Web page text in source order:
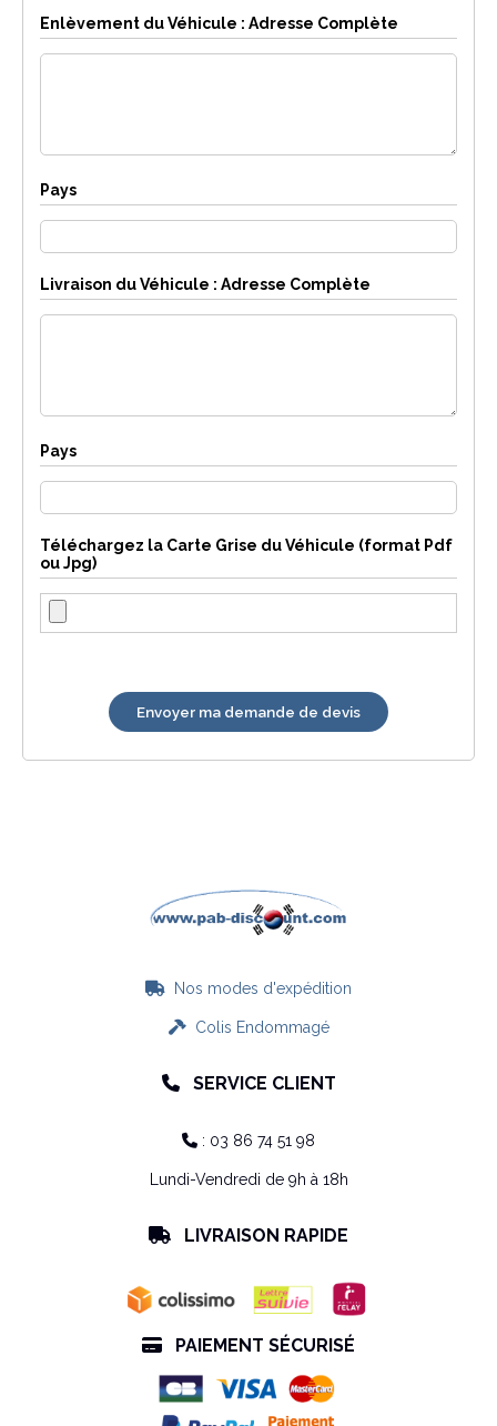
Enlèvement du Véhicule : Adresse Complète
Pays
Livraison du Véhicule : Adresse Complète
Pays
Téléchargez la Carte Grise du Véhicule (format Pdf
ou Jpg)
Envoyer ma demande de devis
 Nos modes d'expédition
Colis Endommagé
 SERVICE CLIENT
 : 03 86 74 51 98
Lundi-Vendredi de 9h à 18h
 LIVRAISON RAPIDE
 PAIEMENT SÉCURISÉ